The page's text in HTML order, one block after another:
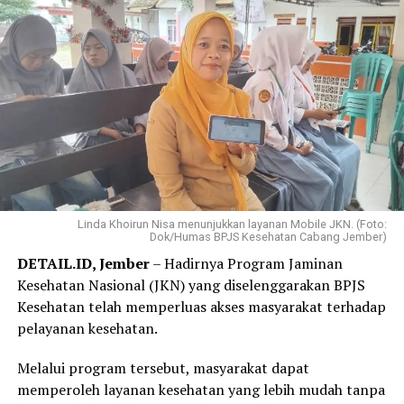
tidak mampu melunasinya sekaligus. Kini saya bisa
mencicil sedikit demi sedikit sehingga beban
pembayaran terasa jauh lebih ringan,” ujar Elok, Jumat,
31 Juli 2026.
Elok mengaku hanya membutuhkan beberapa langkah
melalui WhatsApp PANDAWA untuk mendaftar
Program REHAB 3.0.
Menurutnya, proses yang sederhana dan tidak
mengharuskannya datang ke kantor BPJS Kesehatan
membuat layanan tersebut lebih praktis dan mudah
diakses.
“Saya langsung mendaftar Program REHAB 3.0 melalui
Aplikasi Mobile JKN dan prosesnya sangat mudah. Saya
skema cicilan yang fleksibel benar-benar menjadi solusi
karena saya bisa mencicil tunggakan sesuai kemampuan.
Linda Khoirun Nisa menunjukkan layanan Mobile JKN. (Foto:
Dok/Humas BPJS Kesehatan Cabang Jember)
DETAIL.ID, Jember– Hadirnya Program Jaminan
Kesehatan Nasional (JKN) yang diselenggarakan BPJS
Kesehatan telah memperluas akses masyarakat terhadap
pelayanan kesehatan.
Melalui program tersebut, masyarakat dapat
memperoleh layanan kesehatan yang lebih mudah tanpa